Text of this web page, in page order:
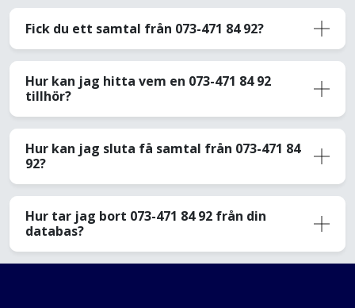
Fick du ett samtal från 073-471 84 92?
Hur kan jag hitta vem en 073-471 84 92
tillhör?
Hur kan jag sluta få samtal från 073-471 84
92?
Hur tar jag bort 073-471 84 92 från din
databas?